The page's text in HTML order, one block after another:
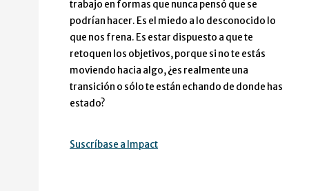
trabajo en formas que nunca pensó que se
podrían hacer. Es el miedo a lo desconocido lo
que nos frena. Es estar dispuesto a que te
retoquen los objetivos, porque si no te estás
moviendo hacia algo, ¿es realmente una
transición o sólo te están echando de donde has
estado?
Suscríbase a Impact